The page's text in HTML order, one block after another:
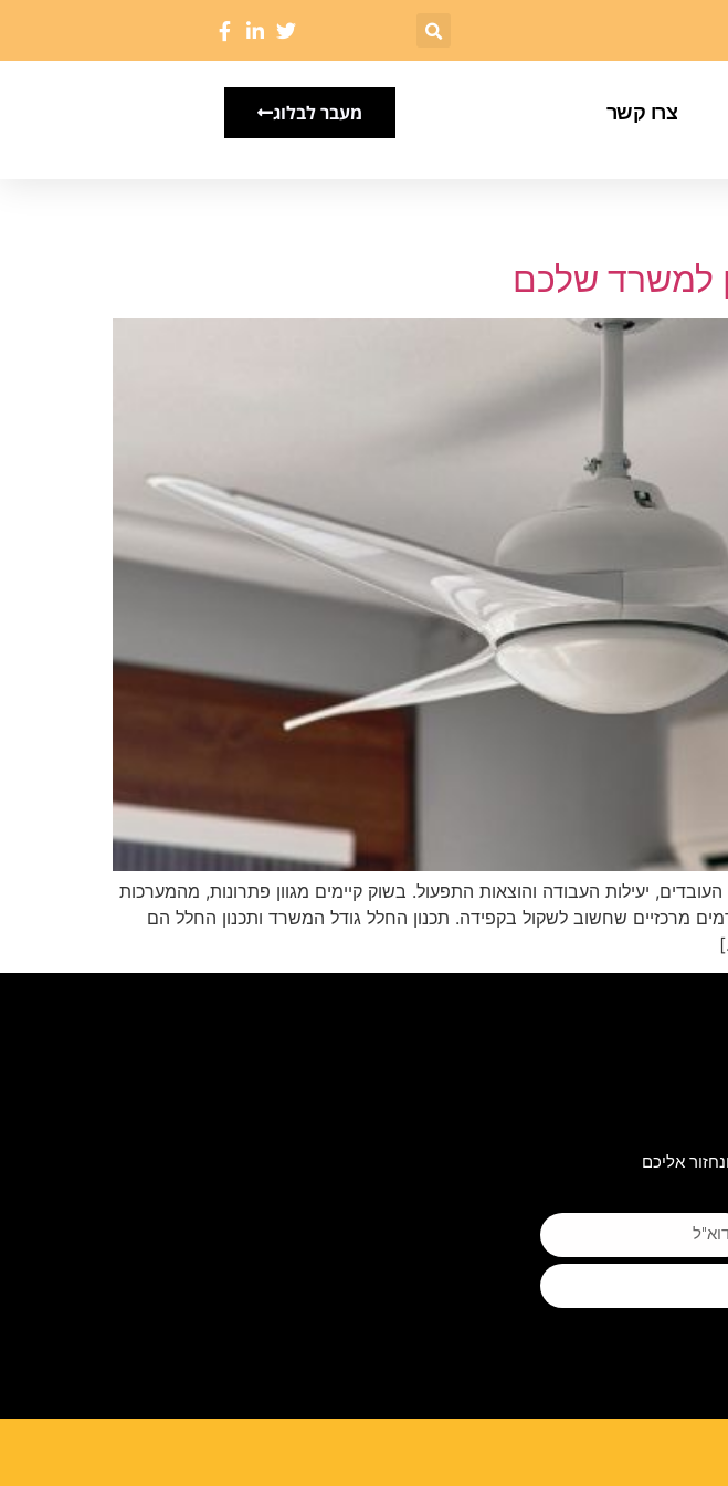
צרו קשר מעבר לבלוג
למשרד שלכם
יעילות העבודה והוצאות התפעול. בשוק קיימים מגוון פתרונות, מהמערכות
מרכזיים שחשוב לשקול בקפידה. תכנון החלל גודל המשרד ותכנון החלל הם
אליכם